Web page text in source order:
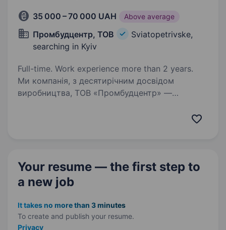
35 000 – 70 000 UAH Above average
Промбудцентр, ТОВ
Sviatopetrivske,
searching in Kyiv
Full-time. Work experience more than 2 years.
Ми компанія, з десятирічним досвідом
виробництва, ТОВ «Промбудцентр» —
Your resume — the first step to
a new job
It takes no more than 3 minutes
To create and publish your resume.
Privacy